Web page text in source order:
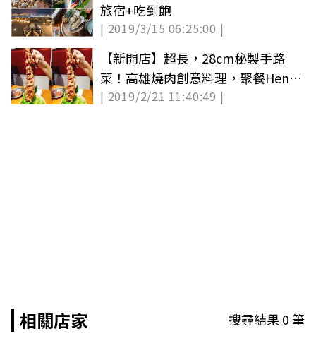
旅宿+吃到飽
| 2019/3/15 06:25:00 |
【新開店】超長，28cm秘製手路
菜！高雄燒肉創意料理，聚餐Hen可
以
| 2019/2/21 11:40:49 |
相關店家 搜尋結果0筆